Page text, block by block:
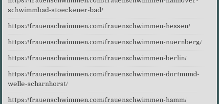
schwimmbad-stoeckener-bad/
https://frauenschwimmen.com/frauenschwimmen-hessen/
https://frauenschwimmen.com/frauenschwimmen-nuernberg/
https://frauenschwimmen.com/frauenschwimmen-berlin/
https://frauenschwimmen.com/frauenschwimmen-dortmund-
welle-scharnhorst/
https://frauenschwimmen.com/frauenschwimmen-hamm/